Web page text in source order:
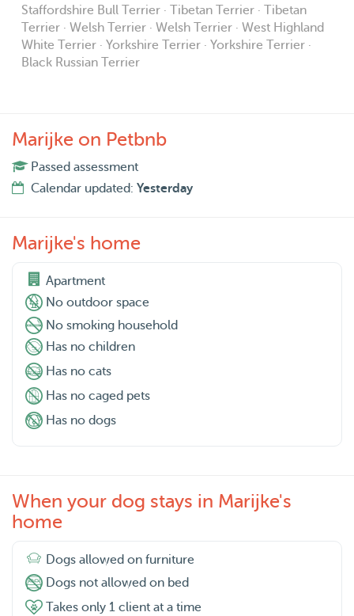
Staffordshire Bull Terrier · Tibetan Terrier · Tibetan
Terrier · Welsh Terrier · Welsh Terrier · West Highland
White Terrier · Yorkshire Terrier · Yorkshire Terrier ·
Black Russian Terrier
Marijke on Petbnb
Passed assessment
Calendar updated: Yesterday
Marijke's home
Apartment
No outdoor space
No smoking household
Has no children
Has no cats
Has no caged pets
Has no dogs
When your dog stays in Marijke's
home
Dogs allowed on furniture
Dogs not allowed on bed
Takes only 1 client at a time